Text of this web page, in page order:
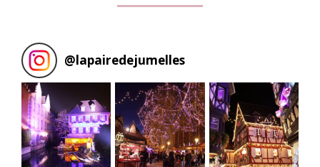
@lapairedejumelles